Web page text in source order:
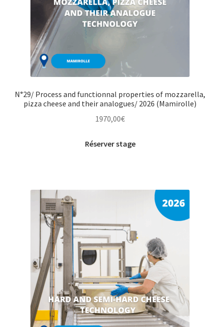
N°29/ Process and functionnal properties of mozzarella,
pizza cheese and their analogues/ 2026 (Mamirolle)
1970,00€
Réserver stage